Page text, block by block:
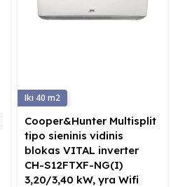
40
Cooper&Hunter Multisplit
tipo sieninis vidinis
blokas VITAL inverter
CH-S12FTXF-NG(I)
3,20/3,40 kW, yra Wifi